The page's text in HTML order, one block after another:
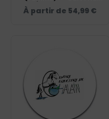
ÉQUESTRE DE
CHALAIN - NAVY -
À partir de 54,99 €